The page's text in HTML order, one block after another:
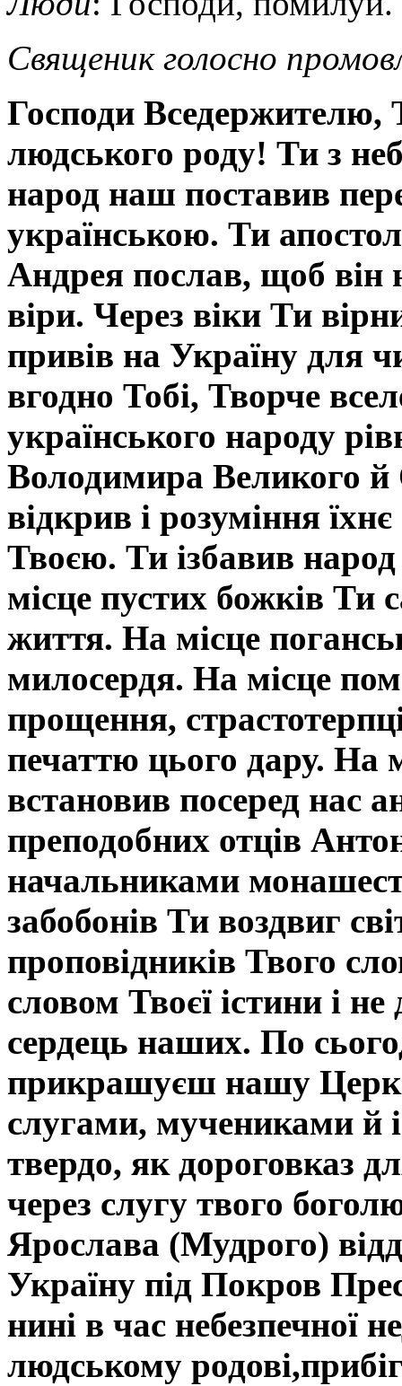
Священик голосно
Господи
людського роду! Ти з
народ наш поставив
українською. Ти
Андрея послав, щоб він
віри. Через віки Ти
привів на Україну для
вгодно Тобі, Творче
українського народу
Володимира Великого й
відкрив і розуміння
Твоєю. Ти ізбавив
місце пустих божків Ти
життя. На місце
милосердя. На місце
прощення,
печаттю цього дару. На
встановив посеред нас
преподобних отців
начальниками
забобонів Ти воздвиг
проповідників Твого
словом Твоєї істини і
сердець наших. По
прикрашуєш нашу
слугами, мучениками й
твердо, як дороговказ
через слугу твого
Ярослава (Мудрого)
Україну під Покров
нині в час небезпечної
людському родові,